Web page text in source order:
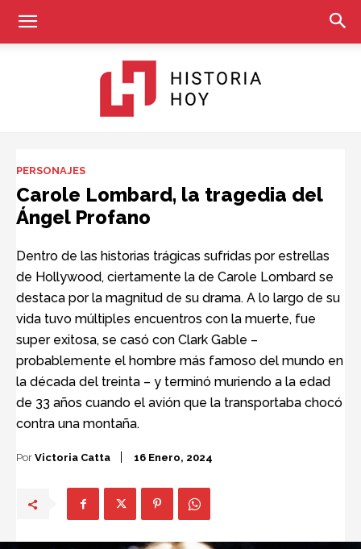
PERSONAJES
Carole Lombard, la tragedia del
Ángel Profano
Dentro de las historias trágicas sufridas por estrellas
de Hollywood, ciertamente la de Carole Lombard se
destaca por la magnitud de su drama. A lo largo de su
vida tuvo múltiples encuentros con la muerte, fue
super exitosa, se casó con Clark Gable –
probablemente el hombre más famoso del mundo en
la década del treinta – y terminó muriendo a la edad
de 33 años cuando el avión que la transportaba chocó
contra una montaña.
Por Victoria Catta 16 Enero, 2024